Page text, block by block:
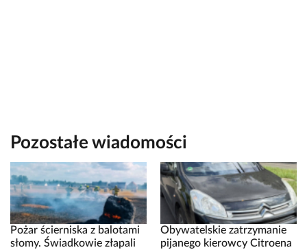
Pozostałe wiadomości
Pożar ścierniska z balotami
słomy. Świadkowie złapali
Obywatelskie zatrzymanie
pijanego kierowcy Citroena